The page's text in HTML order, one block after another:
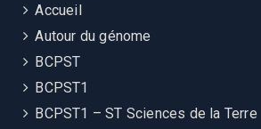
Accueil
Autour du génome
BCPST
BCPST1
BCPST1 – ST Sciences de la Terre